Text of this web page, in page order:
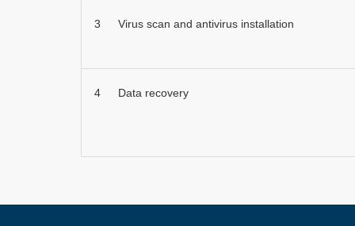
3 Virus scan and antivirus installation
4 Data recovery